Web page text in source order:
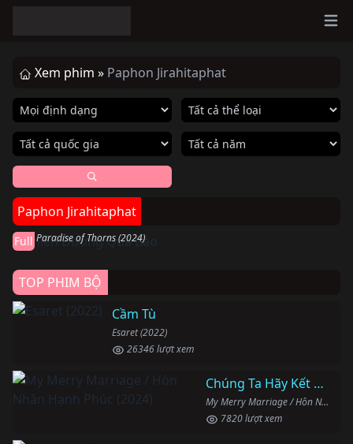
Xem phim » Paphon Jirahitaphat
Paphon Jirahitaphat
Thiên Đường Quả Báo
The Paradise of Thorns (2024)
Full
Hoàn thành
TOP PHIM BỘ
Cầm Tù
Esaret (2022)
26346 lượt xem
Chúng Ta Hãy Kết Hôn Nhé
My Merry Marriage / Hôn Nhân Hạnh Phúc (2024)
7820 lượt xem